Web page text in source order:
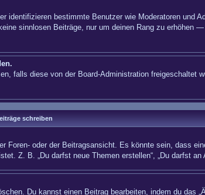
bestimmte Benutzer wie Moderatoren und
sinnlosen Beiträge, nur um deinen Rang zu erhöhen
falls diese von der Board-Administration freigeschaltet
schreiben
oder der Beitragsansicht. Es könnte sein, dass
Z. B. „Du darfst neue Themen erstellen“, „Du darfst
Du kannst einen Beitrag bearbeiten, indem du das